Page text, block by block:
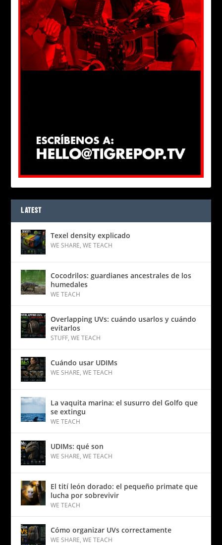
LATEST
Texel density explicado
WE SHARE,WE TEACH
Cocodrilos: guardianes ancestrales de los
humedales
WE TEACH
Overlapping UVs: cuándo usarlos y cuándo
evitarlos
STUFF,WE TEACH
Cuándo usar UDIMs
WE SHARE,WE TEACH
La vaquita marina: el susurro del Golfo que
se extingu
WE TEACH
UDIMs: qué son
WE SHARE,WE TEACH
El tití león dorado: el pequeño primate que
lucha por sobrevivir
WE TEACH
Cómo organizar UVs correctamente
WE SHARE,WE TEACH